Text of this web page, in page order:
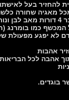
להחזיר בעל
מאגיה שחורה
אהבות
אהבה לכל הבריאות
בוגדים.